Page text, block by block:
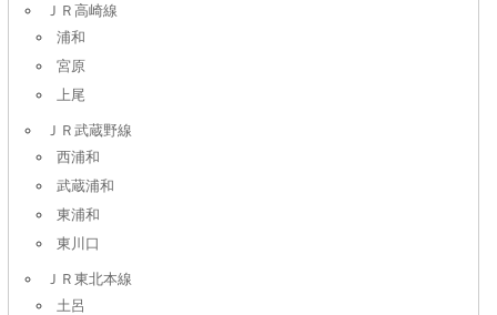
ＪＲ高崎線
浦和
宮原
上尾
ＪＲ武蔵野線
西浦和
武蔵浦和
東浦和
東川口
ＪＲ東北本線
土呂